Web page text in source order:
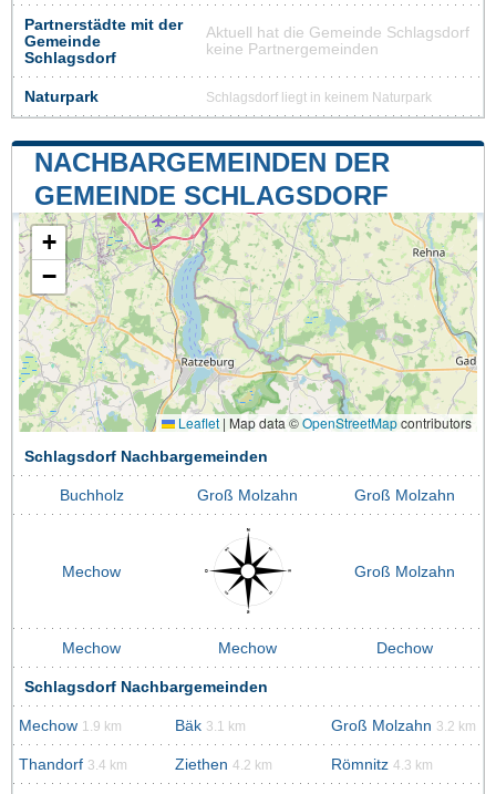
Partnerstädte mit der
Gemeinde
Schlagsdorf
Aktuell hat die Gemeinde Schlagsdorf
keine Partnergemeinden
Naturpark Schlagsdorf liegt in keinem Naturpark
NACHBARGEMEINDEN DER
GEMEINDE SCHLAGSDORF
+
−
Leaflet | Map data ©OpenStreetMapcontributors
Schlagsdorf Nachbargemeinden
Buchholz Groß Molzahn Groß Molzahn
Mechow Groß Molzahn
Mechow Mechow Dechow
Schlagsdorf Nachbargemeinden
Mechow 1.9 km Bäk 3.1 km Groß Molzahn 3.2 km
Thandorf 3.4 km Ziethen 4.2 km Römnitz 4.3 km